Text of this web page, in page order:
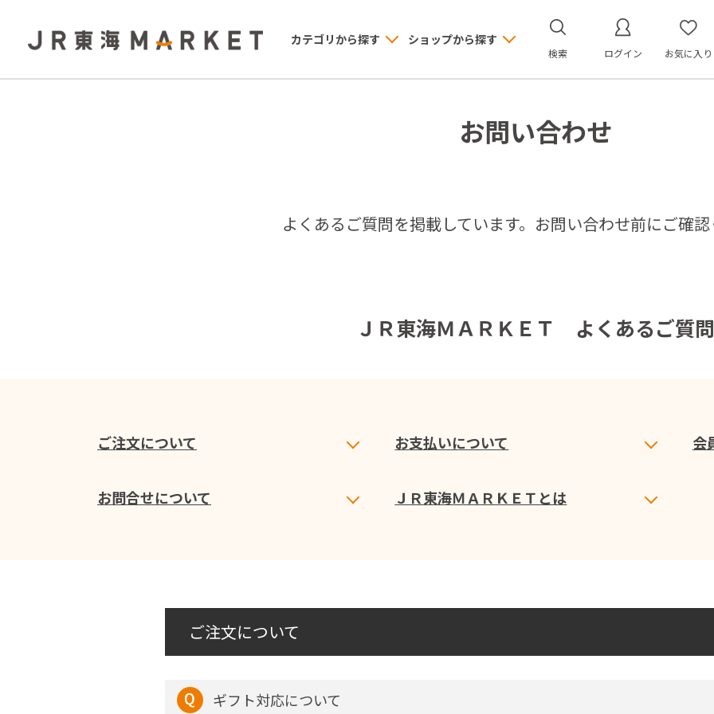
カテゴリから探す ショップから探す
検索 ログイン お気に入り
お問い合わせ
よくあるご質問を掲載しています。お問い合わせ前にご確認
ＪＲ東海ＭＡＲＫＥＴ よくあるご質問
ご注文について お支払いについて 会
お問合せについて ＪＲ東海ＭＡＲＫＥＴとは
ご注文について
ギフト対応について